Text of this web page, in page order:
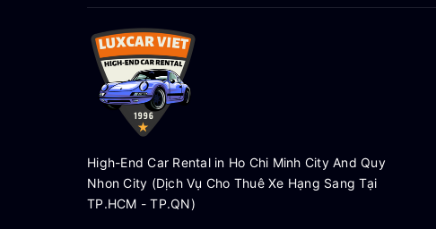
High-End Car Rental in Ho Chi Minh City And Quy
Nhon City (Dịch Vụ Cho Thuê Xe Hạng Sang Tại
TP.HCM - TP.QN)